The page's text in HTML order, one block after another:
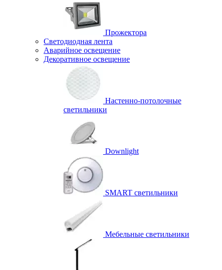
Прожектора
Светодиодная лента
Аварийное освещение
Декоративное освещение
Настенно-потолочные
светильники
Downlight
SMART светильники
Мебельные светильники